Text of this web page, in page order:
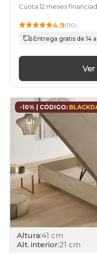
Cuota 12 meses
4.9(110)
Entrega gratis de 14 a
-10% | CÓDIGO:
Altura:41 cm
Alt. interior:21 cm